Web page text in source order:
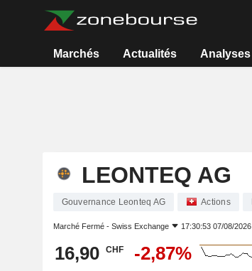
Marchés Actualités Analyses
LEONTEQ AG
Gouvernance Leonteq AG Actions
Marché Fermé - Swiss Exchange 17:30:53 07/08/2026
16,90 CHF -2,87%